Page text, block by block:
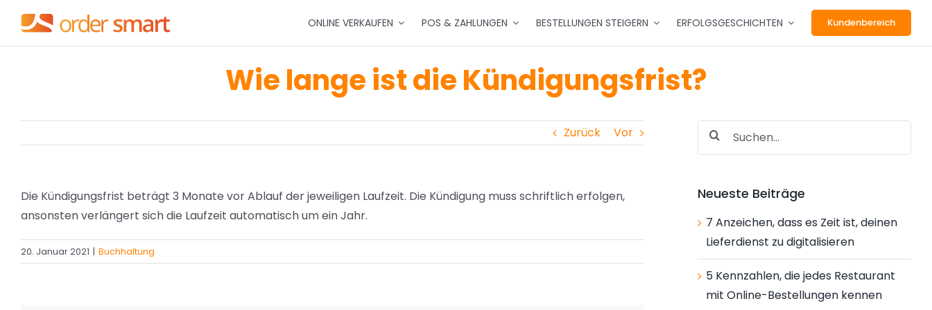
Inhalt
springen
ONLINE VERKAUFEN POS & ZAHLUNGEN BESTELLUNGEN STEIGERN ERFOLGSGESCHICHTEN Kundenbereich
Wie lange ist die Kündigungsfrist?
Zurück Vor
Die Kündigungsfrist beträgt 3 Monate vor Ablauf der jeweiligen Laufzeit. Die Kündigung muss schriftlich erfolgen,
ansonsten verlängert sich die Laufzeit automatisch um ein Jahr.
20. Januar 2021 | Buchhaltung
Suche
nach:
Neueste Beiträge
7 Anzeichen, dass es Zeit ist, deinen
Lieferdienst zu digitalisieren
5 Kennzahlen, die jedes Restaurant
mit Online-Bestellungen kennen